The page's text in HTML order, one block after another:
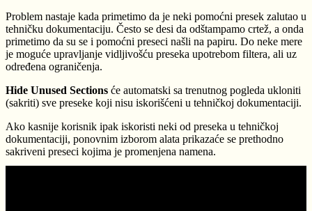
Problem nastaje kada primetimo da je neki pomoćni presek zalutao u
tehničku dokumentaciju. Često se desi da odštampamo crtež, a onda
primetimo da su se i pomoćni preseci našli na papiru. Do neke mere
je moguće upravljanje vidljivošću preseka upotrebom filtera, ali uz
određena ograničenja.
Hide Unused Sections će automatski sa trenutnog pogleda ukloniti
(sakriti) sve preseke koji nisu iskorišćeni u tehničkoj dokumentaciji.
Ako kasnije korisnik ipak iskoristi neki od preseka u tehničkoj
dokumentaciji, ponovnim izborom alata prikazaće se prethodno
sakriveni preseci kojima je promenjena namena.